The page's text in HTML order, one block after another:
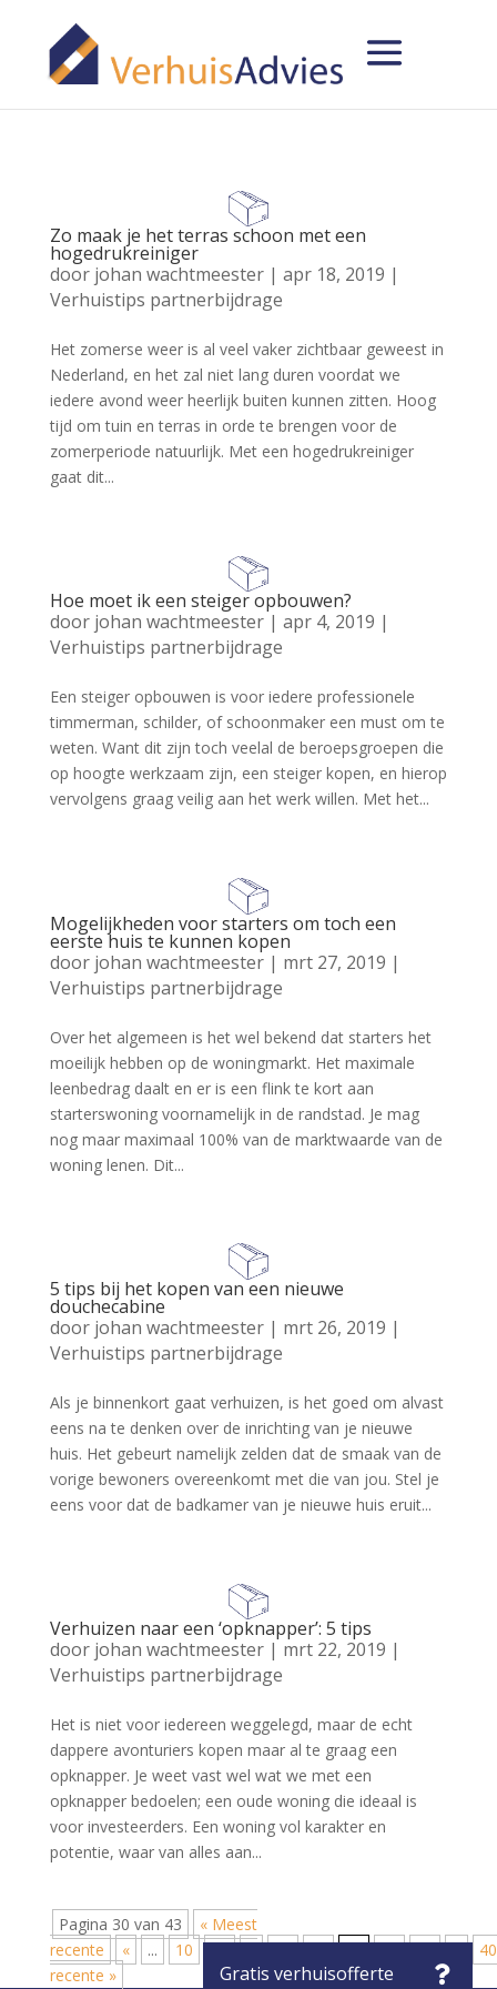
Zo maak je het terras schoon met een
hogedrukreiniger
door johan wachtmeester| apr 18, 2019 |
Verhuistips partnerbijdrage
Het zomerse weer is al veel vaker zichtbaar geweest in
Nederland, en het zal niet lang duren voordat we
iedere avond weer heerlijk buiten kunnen zitten. Hoog
tijd om tuin en terras in orde te brengen voor de
zomerperiode natuurlijk. Met een hogedrukreiniger
gaat dit...
Hoe moet ik een steiger opbouwen?
door johan wachtmeester| apr 4, 2019 |
Verhuistips partnerbijdrage
Een steiger opbouwen is voor iedere professionele
timmerman, schilder, of schoonmaker een must om te
weten. Want dit zijn toch veelal de beroepsgroepen die
op hoogte werkzaam zijn, een steiger kopen, en hierop
vervolgens graag veilig aan het werk willen. Met het...
Mogelijkheden voor starters om toch een
eerste huis te kunnen kopen
door johan wachtmeester| mrt 27, 2019 |
Verhuistips partnerbijdrage
Over het algemeen is het wel bekend dat starters het
moeilijk hebben op de woningmarkt. Het maximale
leenbedrag daalt en er is een flink te kort aan
starterswoning voornamelijk in de randstad. Je mag
nog maar maximaal 100% van de marktwaarde van de
woning lenen. Dit...
5 tips bij het kopen van een nieuwe
douchecabine
door johan wachtmeester| mrt 26, 2019 |
Verhuistips partnerbijdrage
Als je binnenkort gaat verhuizen, is het goed om alvast
eens na te denken over de inrichting van je nieuwe
huis. Het gebeurt namelijk zelden dat de smaak van de
vorige bewoners overeenkomt met die van jou. Stel je
eens voor dat de badkamer van je nieuwe huis eruit...
Verhuizen naar een ‘opknapper’: 5 tips
door johan wachtmeester| mrt 22, 2019 |
Verhuistips partnerbijdrage
Het is niet voor iedereen weggelegd, maar de echt
dappere avonturiers kopen maar al te graag een
opknapper. Je weet vast wel wat we met een
opknapper bedoelen; een oude woning die ideaal is
voor investeerders. Een woning vol karakter en
potentie, waar van alles aan...
Pagina 30 van 43
« Meest
recente
« ... 10 20 ... 28 29 30 31 32 ...
40
recente »